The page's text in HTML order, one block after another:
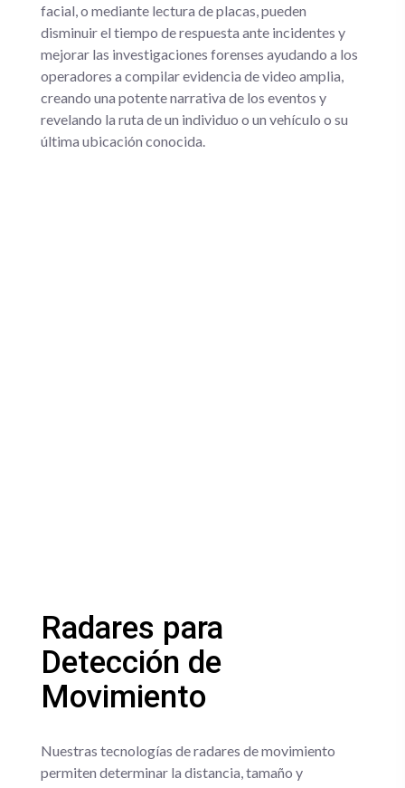
facial, o mediante lectura de placas, pueden
disminuir el tiempo de respuesta ante incidentes y
mejorar las investigaciones forenses ayudando a los
operadores a compilar evidencia de video amplia,
creando una potente narrativa de los eventos y
revelando la ruta de un individuo o un vehículo o su
última ubicación conocida.
Radares para
Detección de
Movimiento
Nuestras tecnologías de radares de movimiento
permiten determinar la distancia, tamaño y